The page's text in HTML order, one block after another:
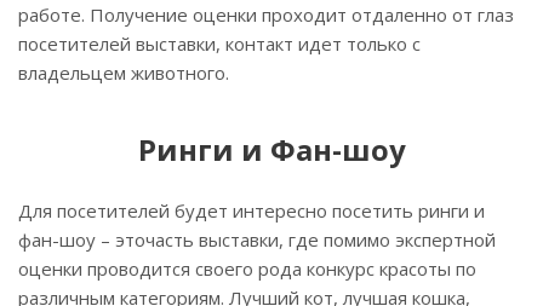
работе. Получение оценки проходит отдаленно от глаз
посетителей выставки, контакт идет только с
владельцем животного.
Ринги и Фан-шоу
Для посетителей будет интересно посетить ринги и
фан-шоу – эточасть выставки, где помимо экспертной
оценки проводится своего рода конкурс красоты по
различным категориям. Лучший кот, лучшая кошка,